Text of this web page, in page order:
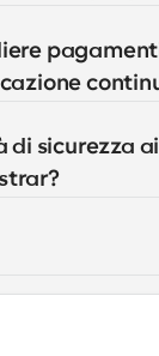
sicurezza